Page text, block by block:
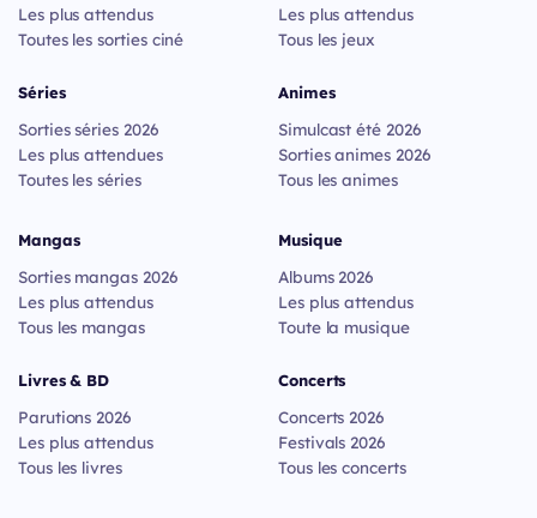
Les plus attendus
Toutes les sorties ciné
Séries
Sorties séries 2026
Les plus attendues
Toutes les séries
Les plus attendus
Tous les jeux
Animes
Simulcast été 2026
Sorties animes 2026
Tous les animes
Mangas
Sorties mangas 2026
Les plus attendus
Tous les mangas
Livres & BD
Parutions 2026
Les plus attendus
Tous les livres
Musique
Albums 2026
Les plus attendus
Toute la musique
Concerts
Concerts 2026
Festivals 2026
Tous les concerts